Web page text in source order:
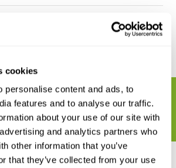
cookies
personalise content and ads, to
features and to analyse our traffic.
about your use of our site with
and analytics partners who
other information that you’ve
that they’ve collected from your use
compleet